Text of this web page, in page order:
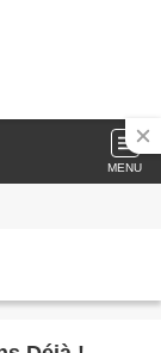
MENU